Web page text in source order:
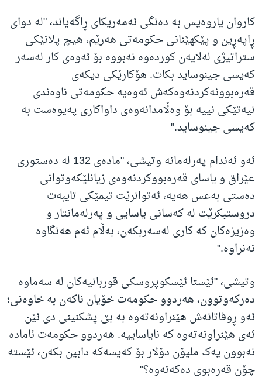
کاروان یاروەیس بە دەنگی ئەمەریکای ڕاگەیاند، "لە دوای
ڕاپەڕین و پێکهێنانی حکومەتی هەرێم، هیچ پلانێکی
ستراتیژی لەلایەن کوردەوە نەبووە بۆ ئەوەی کار لەسەر
کەیسی جینوساید بکات. هۆکارێکی دیکەی
قەرەبوونەکردنەوەکەش ئەوەیە حکومەتی ناوەندی
نیەتێکی نییە بۆ وەڵامدانەوەی داواکاری پەیوەست بە
کەیسی جینوساید."
ئەو ئەندام پەرلەمانە وتیشی، "مادەی 132 لە دەستوری
عێراق و یاسای قەرەبووکردنەوەی زیانلێکەوتوانی
دەستی بەعس هەیە، ئەتوانرێت تیمێکی تایبەت
دروستبکرێت لە کەسانی یاسایی و پەرلەمانتار و
وەزیزەکان کە کاری لەسەربکەن، بەڵام ئەم هەنگاوە
نەنراوە."
وتیشی، "ئێستا ئێسکوپروسکی قوربانیەکان لە سەماوە
دەرکەوتوون، هەردوو حکومەت خۆیان ناکەن بە خاوەنی؛
ئەو ڕوفاتانەش هێنراونەتەوە بە بێ پشکنینی دی ئێن
ئەی هێنراونەتەوە کە نایاساییە. هەردوو حکومەت ئامادە
نەبوون یەک ملیۆن دۆلار بۆ کەیسەکە دابین بکەن، ئێستە
چۆن قەرەبوی دەکەنەوە؟"